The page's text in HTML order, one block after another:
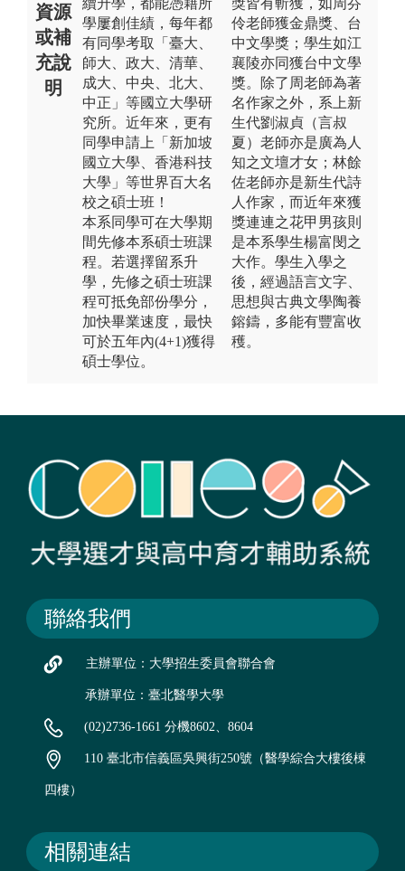
資源
或補
充說
明
學屢創佳績，每年都
有同學考取「臺大、
師大、政大、清華、
成大、中央、北大、
中正」等國立大學研
究所。近年來，更有
同學申請上「新加坡
國立大學、香港科技
大學」等世界百大名
校之碩士班！
本系同學可在大學期
間先修本系碩士班課
程。若選擇留系升
學，先修之碩士班課
程可抵免部份學分，
加快畢業速度，最快
可於五年內(4+1)獲得
碩士學位。
伶老師獲金鼎獎、台
中文學獎；學生如江
襄陵亦同獲台中文學
獎。除了周老師為著
名作家之外，系上新
生代劉淑貞（言叔
夏）老師亦是廣為人
知之文壇才女；林餘
佐老師亦是新生代詩
人作家，而近年來獲
獎連連之花甲男孩則
是本系學生楊富閔之
大作。學生入學之
後，經過語言文字、
思想與古典文學陶養
鎔鑄，多能有豐富收
穫。
聯絡我們
主辦單位：大學招生委員會聯合會
承辦單位：臺北醫學大學
(02)2736-1661 分機8602、8604
110 臺北市信義區吳興街250號（醫學綜合大樓後棟
四樓）
相關連結